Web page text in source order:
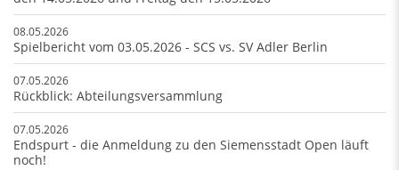
08.05.2026
Spielbericht vom 03.05.2026 - SCS vs. SV Adler Berlin
07.05.2026
Rückblick: Abteilungsversammlung
07.05.2026
Endspurt - die Anmeldung zu den Siemensstadt Open läuft
noch!